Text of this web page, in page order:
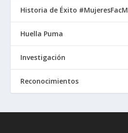
Historia de Éxito
Huella Puma
Investigación
Reconocimientos